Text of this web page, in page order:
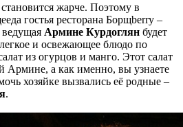
жарче. Поэтому в
гостья ресторана Борщberry –
Армине Курдоглян будет
и освежающее блюдо по
из огурцов и манго. Этот салат
Армине, а как именно, вы узнаете
хозяйке вызвались её родные –
.